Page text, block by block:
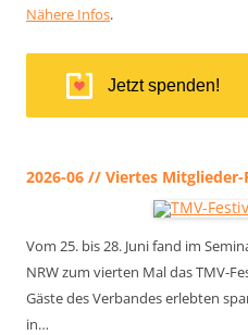
Nähere Infos.
Jetzt spenden!
2026-06 // Viertes Mitglieder-
Vom 25. bis 28. Juni fand im
NRW zum vierten Mal das TMV-
Gäste des Verbandes erlebten
in…